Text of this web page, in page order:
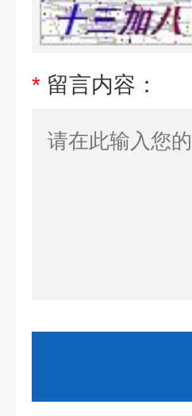
* 留言内容：